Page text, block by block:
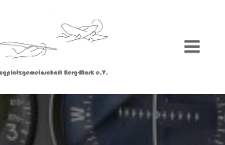
Inhalt
springen